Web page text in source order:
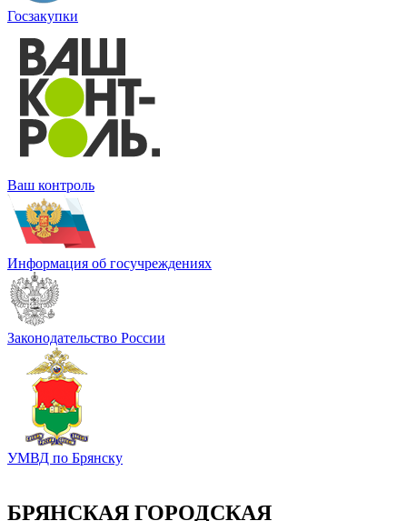
Госзакупки
Ваш контроль
Информация об госучреждениях
Законодательство России
УМВД по Брянску
БРЯНСКАЯ ГОРОДСКАЯ